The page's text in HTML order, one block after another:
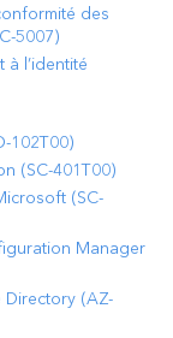
des
5007)
l’identité
102T00)
(SC-401T00)
(SC-
Manager
(AZ-